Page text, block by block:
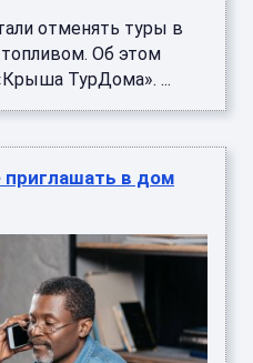
отменять туры в
Об этом
ТурДома». ...
приглашать в дом